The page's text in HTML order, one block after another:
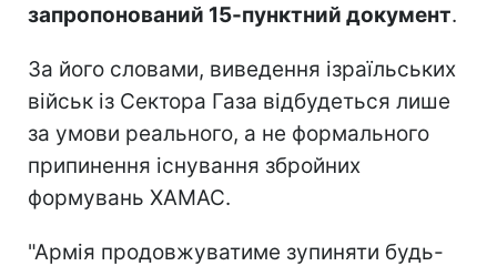
запропонований 15-пунктний документ.
За його словами, виведення ізраїльських
військ із Сектора Газа відбудеться лише
за умови реального, а не формального
припинення існування збройних
формувань ХАМАС.
"Армія продовжуватиме зупиняти будь-